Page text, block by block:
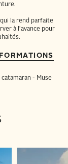
la rend parfaite
à l'avance pour